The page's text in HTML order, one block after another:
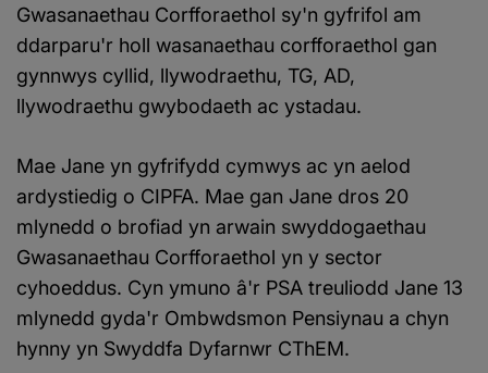
Gwasanaethau Corfforaethol sy'n gyfrifol am
ddarparu'r holl wasanaethau corfforaethol gan
gynnwys cyllid, llywodraethu, TG, AD,
llywodraethu gwybodaeth ac ystadau.
Mae Jane yn gyfrifydd cymwys ac yn aelod
ardystiedig o CIPFA. Mae gan Jane dros 20
mlynedd o brofiad yn arwain swyddogaethau
Gwasanaethau Corfforaethol yn y sector
cyhoeddus. Cyn ymuno â'r PSA treuliodd Jane 13
mlynedd gyda'r Ombwdsmon Pensiynau a chyn
hynny yn Swyddfa Dyfarnwr CThEM.